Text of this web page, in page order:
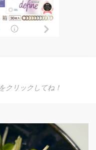
クリックしてね！